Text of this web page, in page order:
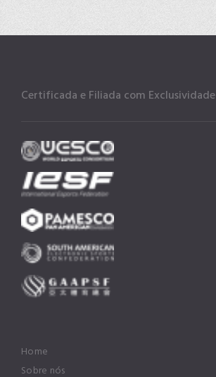
Certificada e Filiada com Exclusividade
Home
Sobre nós